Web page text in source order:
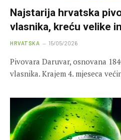
Najstarija hrvatska
vlasnika, kreću velike
HRVATSKA 15/05/2026
Pivovara Daruvar, osnovana
vlasnika. Krajem 4. mjeseca